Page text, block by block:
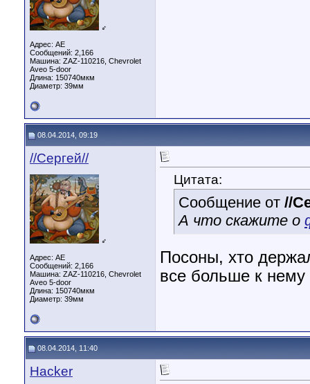
♂
Адрес: AE
Сообщений: 2,166
Машина: ZAZ-110216, Chevrolet
Aveo 5-door
Длина: 150740мкм
Диаметр: 39мм
08.04.2014, 09:19
//Сергей//
♂
Адрес: AE
Сообщений: 2,166
Машина: ZAZ-110216, Chevrolet
Aveo 5-door
Длина: 150740мкм
Диаметр: 39мм
Цитата:
Сообщение от //
А что скажите о
Посоны, хто
все больше к нему
08.04.2014, 11:40
Hacker